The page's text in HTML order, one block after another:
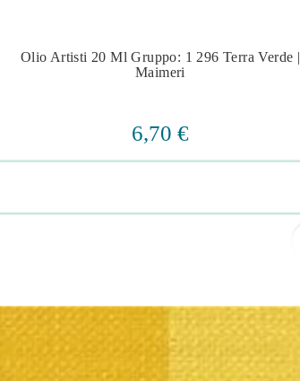
 
Olio Artisti 20 Ml Gruppo: 1 296 Terra Verde |
Maimeri
6,70 €